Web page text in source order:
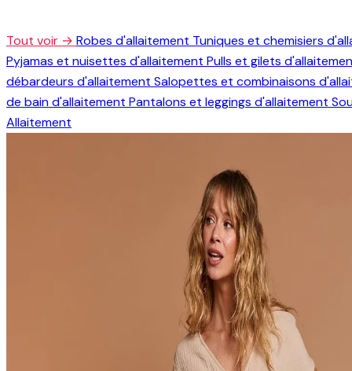
Tout voir → Robes d'allaitement Tuniques et chemisiers
Pyjamas et nuisettes d'allaitement Pulls et gilets
débardeurs d'allaitement Salopettes et combinaisons
de bain d'allaitement Pantalons et leggings d'allaitement
Allaitement